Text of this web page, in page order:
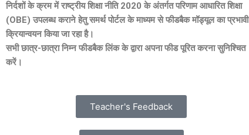
निर्दशों के क्रम में राष्ट्रीय शिक्षा नीति 2020 के अंतर्गत परिणाम आधारित शिक्षा
(OBE) उपलब्ध कराने हेतु समर्थ पोर्टल के माध्यम से फीडबैक मॉड्यूल का प्रभावी
क्रियान्वयन किया जा रहा है।
सभी छात्र-छात्रा निम्न फीडबैक लिंक के द्वारा अपना फीड पूरित करना सुनिश्चित
करें।
Teacher's Feedback